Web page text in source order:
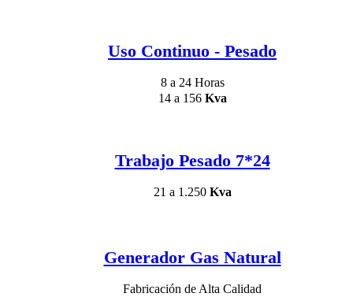
Uso Continuo - Pesado
8 a 24 Horas
14 a 156 Kva
Trabajo Pesado 7*24
21 a 1.250 Kva
Generador Gas Natural
Fabricación de Alta Calidad